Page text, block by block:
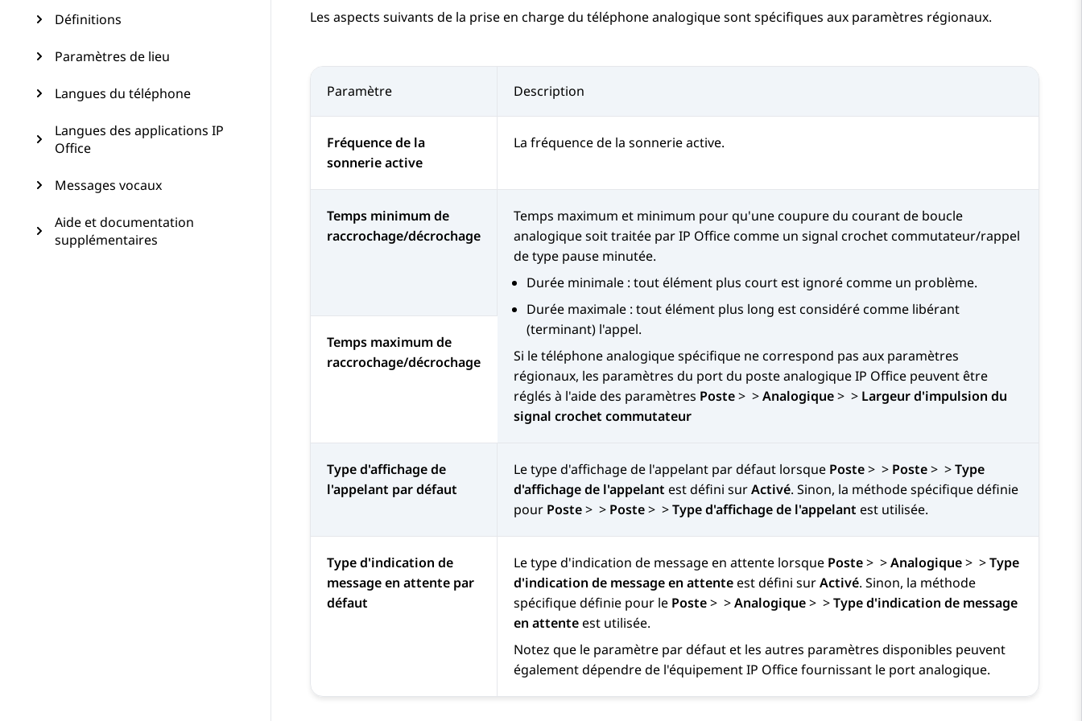
Définitions
Paramètres de lieu
Langues du téléphone
Langues des applications IP
Office
Messages vocaux
Aide et documentation
supplémentaires
Les aspects suivants de la prise en charge du téléphone analogique sont spécifiques aux paramètres régionaux.
Paramètre Description
Fréquence de la
sonnerie active
La fréquence de la sonnerie active.
Temps minimum de
raccrochage/décrochage
Temps maximum et minimum pour qu'une coupure du courant de boucle
analogique soit traitée parIP Officecomme un signal crochet commutateur/rappel
de type pause minutée.
Durée minimale : tout élément plus court est ignoré comme un problème.
Durée maximale : tout élément plus long est considéré comme libérant
(terminant) l'appel.
Si le téléphone analogique spécifique ne correspond pas aux paramètres
régionaux, les paramètres du port du poste analogiqueIP Office peuvent être
réglés à l'aide des paramètres Poste> >Analogique> > Largeur d'impulsion du
signal crochet commutateur
Temps maximum de
raccrochage/décrochage
Type d'affichage de
l'appelant par défaut
Le type d'affichage de l'appelant par défaut lorsque Poste> > Poste> >Type
d'affichage de l'appelant est défini surActivé. Sinon, la méthode spécifique définie
pour Poste> > Poste> >Type d'affichage de l'appelant est utilisée.
Type d'indication de
message en attente par
défaut
Le type d'indication de message en attente lorsque Poste> >Analogique> >Type
d'indication de message en attenteest défini surActivé. Sinon, la méthode
spécifique définie pour le Poste> >Analogique> >Type d'indication de message
en attenteest utilisée.
Notez que le paramètre par défaut et les autres paramètres disponibles peuvent
également dépendre de l'équipementIP Officefournissant le port analogique.